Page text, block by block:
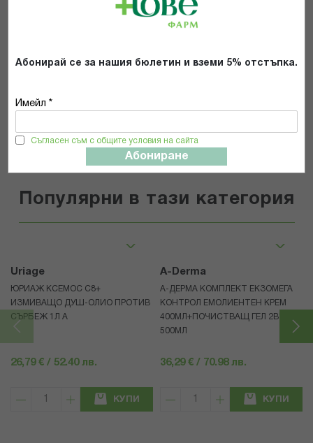
Абонирай се за нашия бюлетин и вземи 5% отстъпка.
Имейл *
Съгласен съм с общите условия на сайта
Абониране
Прочетох и се съгласявам с
Популярни в тази категория
Uriage
ЮРИАЖ КСЕМОС С8+
ИЗМИВАЩО ДУШ-ОЛИО ПРОТИВ
СЪРБЕЖ 1Л A
26,79 € / 52.40 лв.
КУПИ
A-Derma
А-ДЕРМА КОМПЛЕКТ ЕКЗОМЕГА
КОНТРОЛ ЕМОЛИЕНТЕН КРЕМ
400МЛ+ПОЧИСТВАЩ ГЕЛ 2В1
500МЛ
36,29 € / 70.98 лв.
КУПИ